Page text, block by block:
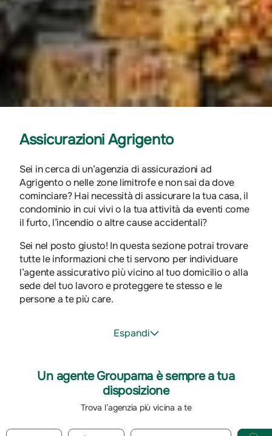
Assicurazioni Agrigento
Sei in cerca di un’agenzia di assicurazioni ad
Agrigento o nelle zone limitrofe e non sai da dove
cominciare? Hai necessità di assicurare la tua casa, il
condominio in cui vivi o la tua attività da eventi come
il furto, l’incendio o altre cause accidentali?
Sei nel posto giusto! In questa sezione potrai trovare
tutte le informazioni che ti servono per individuare
l’agente assicurativo più vicino al tuo domicilio o alla
sede del tuo lavoro e proteggere te stesso e le
persone a te più care.
Espandi
Un agente Groupama è sempre a tua
disposizione
Trova l’agenzia più vicina a te